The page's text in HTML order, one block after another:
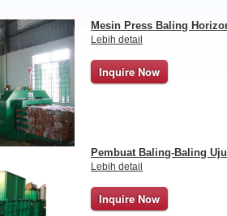
Mesin Press Baling
Lebih detail
Inquire Now
Pembuat Baling-Baling
Lebih detail
Inquire Now